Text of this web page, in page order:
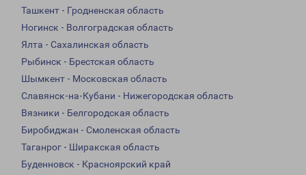
Ташкент - Гродненская область
Ногинск - Волгоградская область
Ялта - Сахалинская область
Рыбинск - Брестская область
Шымкент - Московская область
Славянск-на-Кубани - Нижегородская область
Вязники - Белгородская область
Биробиджан - Смоленская область
Таганрог - Ширакская область
Буденновск - Красноярский край